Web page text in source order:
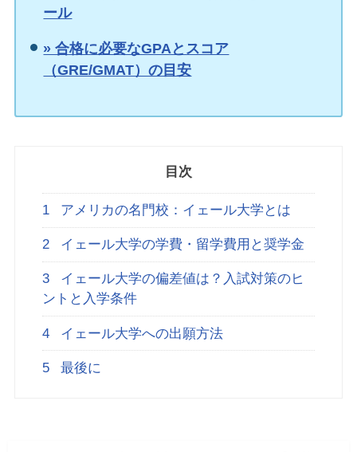
ール
» 合格に必要なGPAとスコア
（GRE/GMAT）の目安
目次
1 アメリカの名門校：イェール大学とは
2 イェール大学の学費・留学費用と奨学金
3
イェール大学の偏差値は？入試対策のヒ
ントと入学条件
4 イェール大学への出願方法
5 最後に